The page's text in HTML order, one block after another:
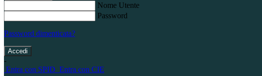
Nome Utente
Password
Password dimenticata?
-
Entra con SPID Entra con CIE